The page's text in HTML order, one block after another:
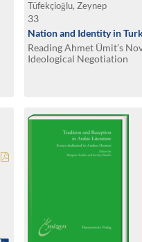
Tüfekçioğlu, Zeynep
33
Nation and Identity in
Reading Ahmet Ümit’s
Ideological Negotiation